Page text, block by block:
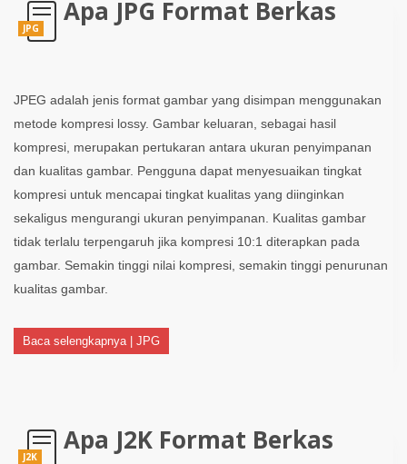
JPG
Apa JPG Format Berkas
JPEG adalah jenis format gambar yang disimpan menggunakan
metode kompresi lossy. Gambar keluaran, sebagai hasil
kompresi, merupakan pertukaran antara ukuran penyimpanan
dan kualitas gambar. Pengguna dapat menyesuaikan tingkat
kompresi untuk mencapai tingkat kualitas yang diinginkan
sekaligus mengurangi ukuran penyimpanan. Kualitas gambar
tidak terlalu terpengaruh jika kompresi 10:1 diterapkan pada
gambar. Semakin tinggi nilai kompresi, semakin tinggi penurunan
kualitas gambar.
Baca selengkapnya | JPG
J2K
Apa J2K Format Berkas